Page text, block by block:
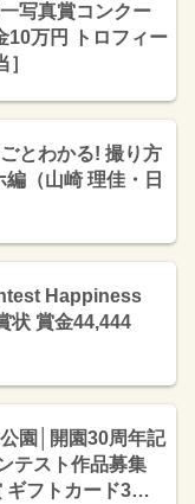
写真賞コンクー
10万円 トロフィー
とわかる! 撮り方
（山崎 理佳・日
Happiness
状 賞金44,444
園│開園30周年記
テスト作品募集
ギフトカード3万